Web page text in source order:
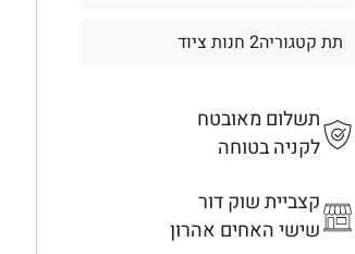
תת קטגוריה2 חנות ציוד
תשלום מאובטח
לקניה בטוחה
קצביית שוק דור
שישי האחים אהרון